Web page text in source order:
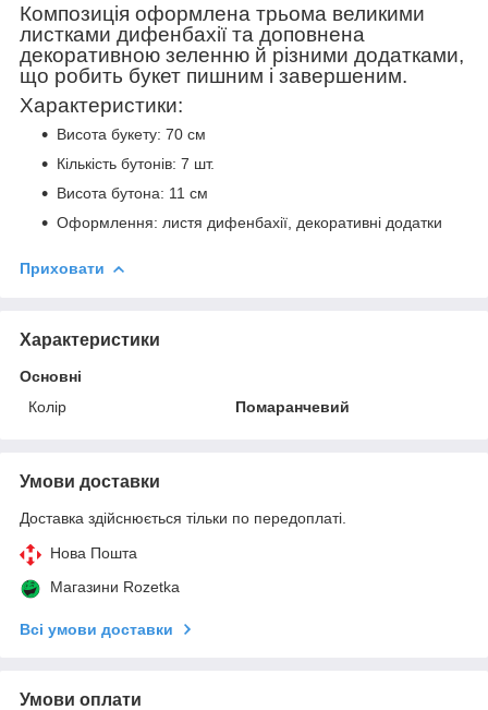
Композиція оформлена трьома великими
листками дифенбахії та доповнена
декоративною зеленню й різними додатками,
що робить букет пишним і завершеним.
Характеристики:
Висота букету: 70 см
Кількість бутонів: 7 шт.
Висота бутона: 11 см
Оформлення: листя дифенбахії, декоративні додатки
Приховати
Характеристики
Основні
Колір
Помаранчевий
Умови доставки
Доставка здійснюється тільки по передоплаті.
Нова Пошта
Магазини Rozetka
Всі умови доставки
Умови оплати